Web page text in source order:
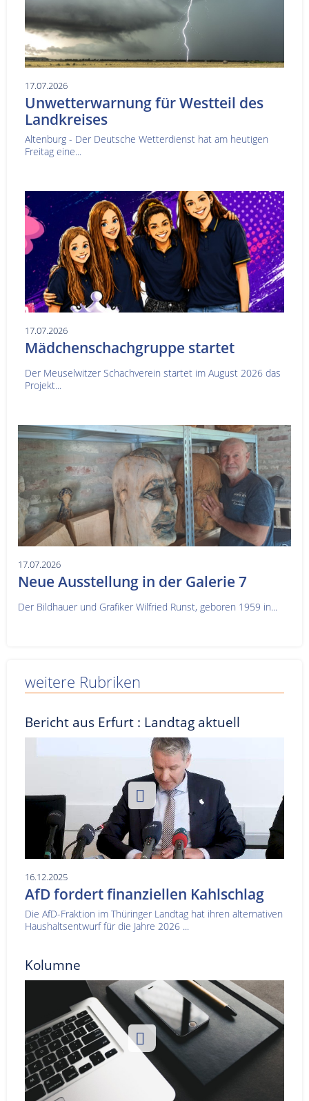
17.07.2026
Unwetterwarnung für Westteil des
Landkreises
Altenburg - Der Deutsche Wetterdienst hat am heutigen
Freitag eine...
17.07.2026
Mädchenschachgruppe startet
Der Meuselwitzer Schachverein startet im August 2026 das
Projekt...
17.07.2026
Neue Ausstellung in der Galerie 7
Der Bildhauer und Grafiker Wilfried Runst, geboren 1959 in...
weitere Rubriken
Bericht aus Erfurt : Landtag aktuell
16.12.2025
AfD fordert finanziellen Kahlschlag
Die AfD-Fraktion im Thüringer Landtag hat ihren alternativen
Haushaltsentwurf für die Jahre 2026 ...
Kolumne